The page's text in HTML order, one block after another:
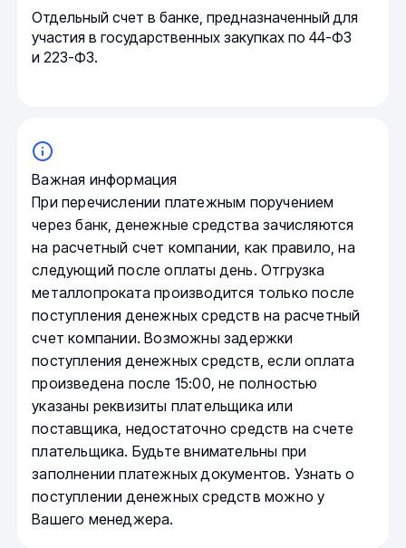
Отдельный счет в банке, предназначенный для
участия в государственных закупках по 44-ФЗ
и 223-ФЗ.
Важная информация
При перечислении платежным поручением
через банк, денежные средства зачисляются
на расчетный счет компании, как правило, на
следующий после оплаты день. Отгрузка
металлопроката производится только после
поступления денежных средств на расчетный
счет компании. Возможны задержки
поступления денежных средств, если оплата
произведена после 15:00, не полностью
указаны реквизиты плательщика или
поставщика, недостаточно средств на счете
плательщика. Будьте внимательны при
заполнении платежных документов. Узнать о
поступлении денежных средств можно у
Вашего менеджера.